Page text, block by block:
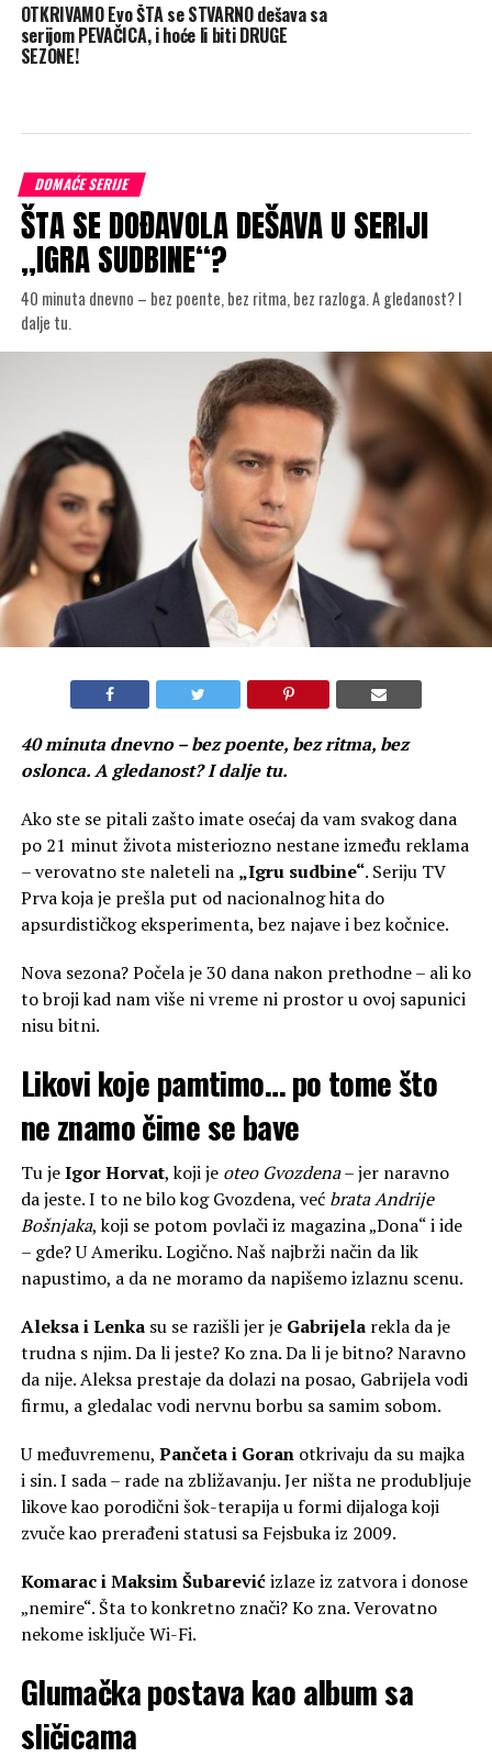
OTKRIVAMO Evo ŠTA se STVARNO dešava sa
serijom PEVAČICA, i hoće li biti DRUGE
SEZONE!
DOMAĆE SERIJE
ŠTA SE DOĐAVOLA DEŠAVA U SERIJI
„IGRA SUDBINE“?
40 minuta dnevno – bez poente, bez ritma, bez razloga. A gledanost? I
dalje tu.
40 minuta dnevno – bez poente, bez ritma, bez
oslonca. A gledanost? I dalje tu.
Ako ste se pitali zašto imate osećaj da vam svakog dana
po 21 minut života misteriozno nestane između reklama
– verovatno ste naleteli na „Igru sudbine“. Seriju TV
Prva koja je prešla put od nacionalnog hita do
apsurdističkog eksperimenta, bez najave i bez kočnice.
Nova sezona? Počela je 30 dana nakon prethodne – ali ko
to broji kad nam više ni vreme ni prostor u ovoj sapunici
nisu bitni.
Likovi koje pamtimo… po tome što
ne znamo čime se bave
Tu jeIgor Horvat, koji je oteo Gvozdena– jer naravno
da jeste. I to ne bilo kog Gvozdena, već brata Andrije
Bošnjaka, koji se potom povlači iz magazina „Dona“ i ide
– gde? U Ameriku. Logično. Naš najbrži način da lik
napustimo, a da ne moramo da napišemo izlaznu scenu.
Aleksa i Lenkasu se razišli jer je Gabrijelarekla da je
trudna s njim. Da li jeste? Ko zna. Da li je bitno? Naravno
da nije. Aleksa prestaje da dolazi na posao, Gabrijela vodi
firmu, a gledalac vodi nervnu borbu sa samim sobom.
U međuvremenu, Pančeta i Goranotkrivaju da su majka
i sin. I sada – rade na zbližavanju. Jer ništa ne produbljuje
likove kao porodični šok-terapija u formi dijaloga koji
zvuče kao prerađeni statusi sa Fejsbuka iz 2009.
Komarac i Maksim Šubarevićizlaze iz zatvora i donose
„nemire“. Šta to konkretno znači? Ko zna. Verovatno
nekome isključe Wi-Fi.
Glumačka postava kao album sa
sličicama